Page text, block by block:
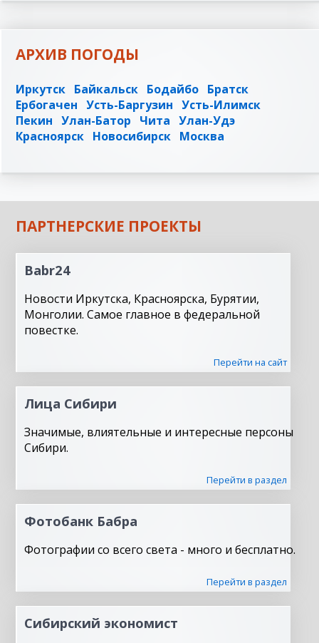
АРХИВ ПОГОДЫ
Иркутск Байкальск Бодайбо Братск
Ербогачен Усть-Баргузин Усть-Илимск
Пекин Улан-Батор Чита Улан-Удэ
Красноярск Новосибирск Москва
ПАРТНЕРСКИЕ ПРОЕКТЫ
Babr24
Новости Иркутска, Красноярска, Бурятии,
Монголии. Самое главное в федеральной
повестке.
Перейти на сайт
Лица Сибири
Значимые, влиятельные и интересные персоны
Сибири.
Перейти в раздел
Фотобанк Бабра
Фотографии со всего света - много и бесплатно.
Перейти в раздел
Сибирский экономист